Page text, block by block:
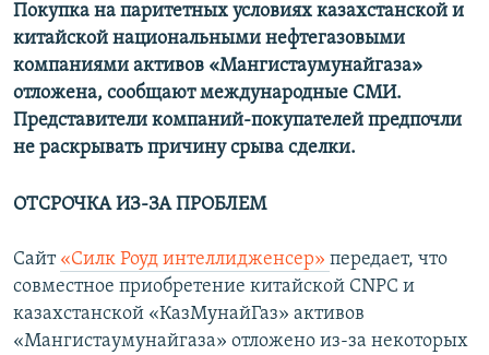
Покупка на паритетных условиях казахстанской и
китайской национальными нефтегазовыми
компаниями активов «Мангистаумунайгаза»
отложена, сообщают международные СМИ.
Представители компаний-покупателей предпочли
не раскрывать причину срыва сделки.
ОТСРОЧКА ИЗ-ЗА ПРОБЛЕМ
Сайт «Силк Роуд интеллидженсер» передает, что
совместное приобретение китайской CNPC и
казахстанcкой «КазМунайГаз» активов
«Мангистаумунайгаза» отложено из-за некоторых